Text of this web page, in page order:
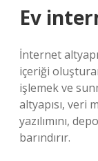
Ev
İnternet
içeriği
işlemek ve
altyapısı, veri
yazılımını,
barındırır.